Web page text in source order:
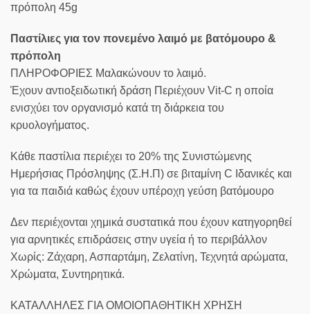
πρόπολη 45g
Παστίλιες για τον πονεμένο λαιμό με βατόμουρο &
πρόπολη
ΠΛΗΡΟΦΟΡΙΕΣ Μαλακώνουν το λαιμό.
Έχουν αντιοξειδωτική δράση Περιέχουν Vit-C η οποία
ενισχύει τον οργανισμό κατά τη διάρκεια του
κρυολογήματος.
Κάθε παστίλια περιέχει το 20% της Συνιστώμενης
Ημερήσιας Πρόσληψης (Σ.Η.Π) σε βιταμίνη C Ιδανικές και
για τα παιδιά καθώς έχουν υπέροχη γεύση βατόμουρο
Δεν περιέχονται χημικά συστατικά που έχουν κατηγορηθεί
για αρνητικές επιδράσεις στην υγεία ή το περιβάλλον
Χωρίς: Ζάχαρη, Ασπαρτάμη, Ζελατίνη, Τεχνητά αρώματα,
Χρώματα, Συντηρητικά.
ΚΑΤΑΛΛΗΛΕΣ ΓΙΑ ΟΜΟΙΟΠΑΘΗΤΙΚΗ ΧΡΗΣΗ